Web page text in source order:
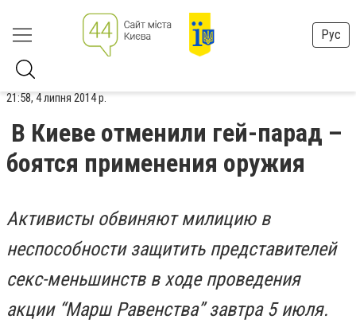
Рус
21:58, 4 липня 2014 р.
В Киеве отменили гей-парад –
боятся применения оружия
Активисты обвиняют милицию в
неспособности защитить представителей
секс-меньшинств в ходе проведения
акции “Марш Равенства” завтра 5 июля.